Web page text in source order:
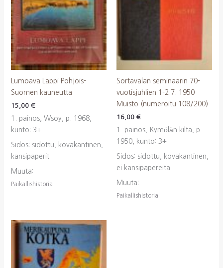
Lumoava Lappi Pohjois-
Suomen kauneutta
15,00 €
1. painos, Wsoy, p. 1968,
kunto: 3+
Sidos: sidottu, kovakantinen,
kansipaperit
Muuta:
Paikallishistoria
Sortavalan seminaarin 70-
vuotisjuhlien 1-2.7. 1950
Muisto (numeroitu 108/200)
16,00 €
1. painos, Kymölän kilta, p.
1950, kunto: 3+
Sidos: sidottu, kovakantinen,
ei kansipapereita
Muuta:
Paikallishistoria